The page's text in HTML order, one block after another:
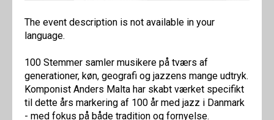
The event description is not available in your
language.
100 Stemmer samler musikere på tværs af
generationer, køn, geografi og jazzens mange udtryk.
Komponist Anders Malta har skabt værket specifikt
til dette års markering af 100 år med jazz i Danmark
- med fokus på både tradition og fornyelse.